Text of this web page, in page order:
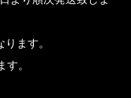
ます。
。